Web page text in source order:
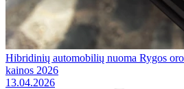
Hibridinių automobilių nuoma Rygos
kainos 2026
13.04.2026